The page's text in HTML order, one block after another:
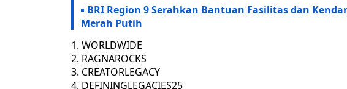
BRI Region 9 Serahkan Bantuan Fasilitas dan
Merah Putih
WORLDWIDE
RAGNAROCKS
CREATORLEGACY
DEFININGLEGACIES25